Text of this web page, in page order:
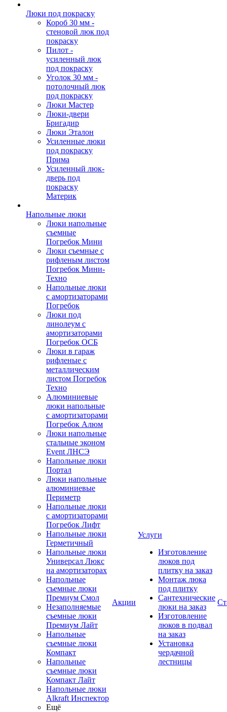
Люки под покраску
Короб 30 мм -
стеновой люк под
покраску
Пилот -
усиленный люк
под покраску
Уголок 30 мм -
потолочный люк
под покраску
Люки Мастер
Люки-двери
Бригадир
Люки Эталон
Усиленные люки
под покраску
Прима
Усиленный люк-
дверь под
покраску
Материк
Напольные люки
Люки напольные
съемные
Погребок Мини
Люки съемные с
рифленым листом
Погребок Мини-
Техно
Напольные люки
с амортизаторами
Погребок
Люки под
линолеум с
амортизаторами
Погребок ОСБ
Люки в гараж
рифленые с
металлическим
листом Погребок
Техно
Алюминиевые
люки напольные
с амортизаторами
Погребок Алюм
Люки напольные
стальные эконом
Event ЛНСЭ
Напольные люки
Портал
Люки напольные
алюминиевые
Периметр
Напольные люки
с амортизаторами
Погребок Лифт
Напольные люки
Герметичный
Напольные люки
Универсал Люкс
на амортизаторах
Напольные
съемные люки
Премиум Смол
Незаполняемые
съемные люки
Премиум Лайт
Напольные
съемные люки
Компакт
Напольные
съемные люки
Компакт Лайт
Напольные люки
Alkraft Инспектор
Ещё
Акции
Услуги
Изготовление
люков под
плитку на заказ
Монтаж люка
под плитку
Сантехнические
люки на заказ
Изготовление
люков в подвал
на заказ
Установка
чердачной
лестницы